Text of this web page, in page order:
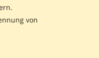
von